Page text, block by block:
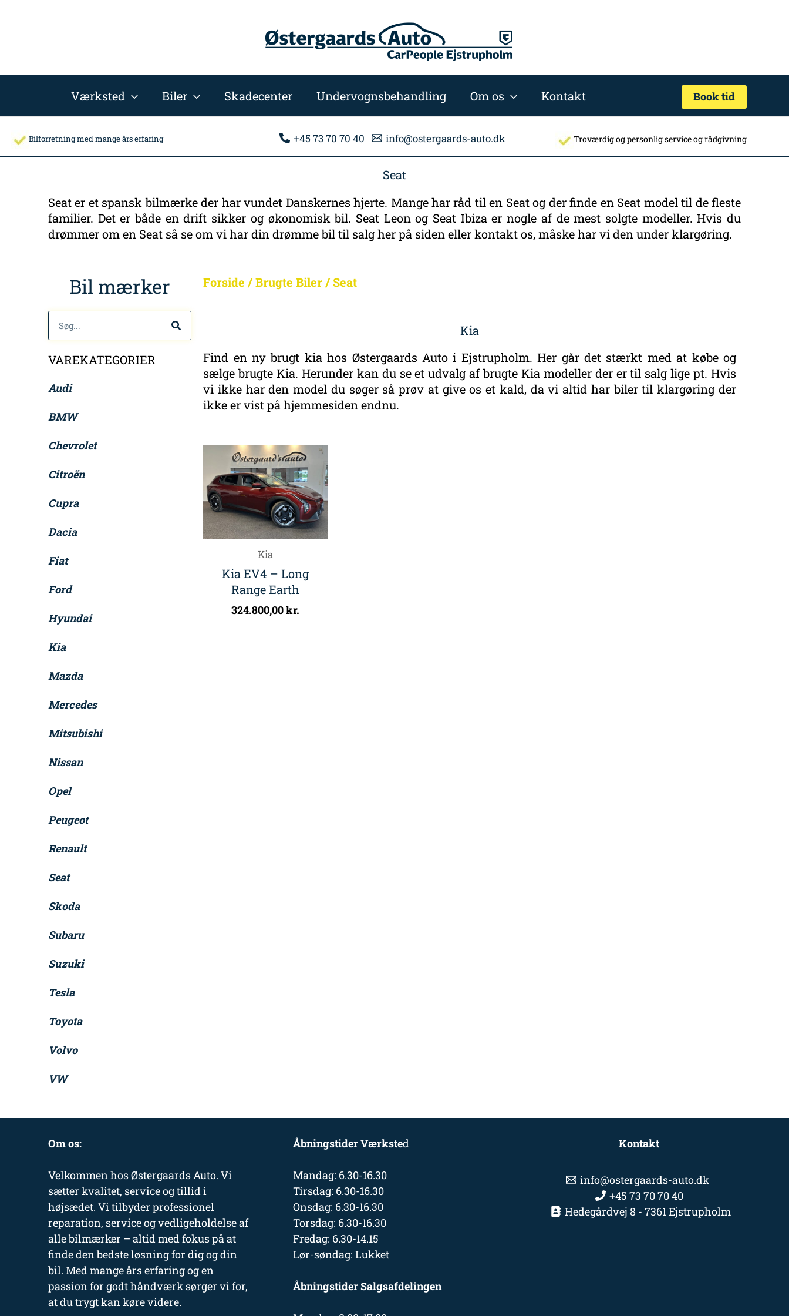
Værksted Biler Skadecenter Undervognsbehandling Om os Kontakt Book tid
Bilforretning med mange års erfaring +45 73 70 70 40 info@ostergaards-auto.dk Troværdig og personlig service og rådgivning
Seat
Seat er et spansk bilmærke der har vundet Danskernes hjerte. Mange har råd til en Seat og der finde en Seat model til de fleste
familier. Det er både en drift sikker og økonomisk bil. Seat Leon og Seat Ibiza er nogle af de mest solgte modeller. Hvis du
drømmer om en Seat så se om vi har din drømme bil til salg her på siden eller kontakt os, måske har vi den under klargøring.
Bil mærker
Søg
VAREKATEGORIER
Audi
BMW
Chevrolet
Citroën
Cupra
Dacia
Fiat
Ford
Hyundai
Kia
Mazda
Mercedes
Mitsubishi
Nissan
Opel
Peugeot
Renault
Seat
Skoda
Subaru
Suzuki
Tesla
Toyota
Volvo
VW
Forside /Brugte Biler/ Seat
Kia
Find en ny brugt kia hos Østergaards Auto i Ejstrupholm. Her går det stærkt med at købe og
sælge brugte Kia. Herunder kan du se et udvalg af brugte Kia modeller der er til salg lige pt. Hvis
vi ikke har den model du søger så prøv at give os et kald, da vi altid har biler til klargøring der
ikke er vist på hjemmesiden endnu.
Kia
Kia EV4 – Long
Range Earth
324.800,00kr.
Om os:
Velkommen hos Østergaards Auto. Vi
sætter kvalitet, service og tillid i
højsædet. Vi tilbyder professionel
reparation, service og vedligeholdelse af
alle bilmærker – altid med fokus på at
finde den bedste løsning for dig og din
bil. Med mange års erfaring og en
passion for godt håndværk sørger vi for,
at du trygt kan køre videre.
Åbningstider Værksted
Mandag: 6.30-16.30
Tirsdag: 6.30-16.30
Onsdag: 6.30-16.30
Torsdag: 6.30-16.30
Fredag: 6.30-14.15
Lør-søndag: Lukket
Åbningstider Salgsafdelingen
Kontakt
info@ostergaards-auto.dk
+45 73 70 70 40
Hedegårdvej 8 - 7361 Ejstrupholm